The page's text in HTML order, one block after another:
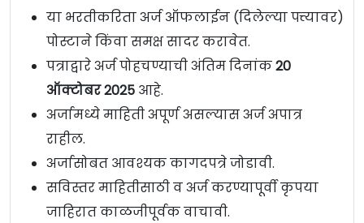
या भरतीकरिता अर्ज ऑफलाईन (दिलेल्या पत्त्यावर)
पोस्टाने किंवा समक्ष सादर करावेत.
पत्राद्वारे अर्ज पोहचण्याची अंतिम दिनांक20
ऑक्टोबर 2025 आहे.
अर्जामध्ये माहिती अपूर्ण असल्यास अर्ज अपात्र
राहील.
अर्जासोबत आवश्यक कागदपत्रे जोडावी.
सविस्तर माहितीसाठी व अर्ज करण्यापूर्वी कृपया
जाहिरात काळजीपूर्वक वाचावी.